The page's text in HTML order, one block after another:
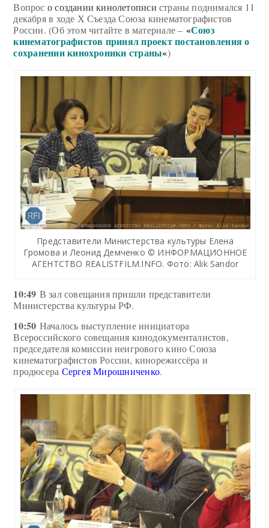
Вопрос о создании кинолетописи страны поднимался 11
декабря в ходе Х Съезда Союза кинематографистов
России. (Об этом читайте в материале – «Союз
кинематографистов принял проект постановления о
сохранении кинохроники страны«)
Представители Министерства культуры Елена
Громова и Леонид Демченко © ИНФОРМАЦИОННОЕ
АГЕНТСТВО REALISTFILM.INFO. Фото: Alik Sandor
10:49 В зал совещания пришли представители
Министерства культуры РФ.
10:50 Началось выступление инициатора
Всероссийского совещания кинодокументалистов,
председателя комиссии неигрового кино Союза
кинематографистов России, кинорежиссёра и
продюсера Сергея Мирошниченко.